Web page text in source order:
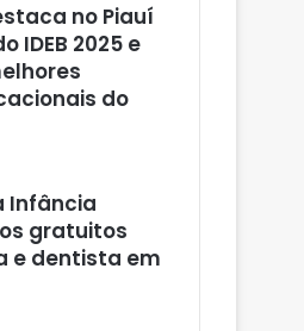
no Piauí
IDEB 2025 e
do
Infância
gratuitos
e dentista em